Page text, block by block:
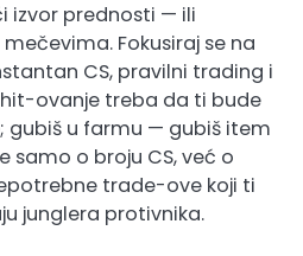
izvor prednosti — ili
Fokusiraj se na
CS, pravilni trading i
ovanje treba da ti bude
gubiš u farmu — gubiš item
samo o broju CS, već o
trade-ove koji ti
junglera protivnika.